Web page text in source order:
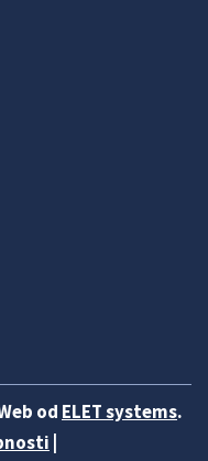
od ELET systems.